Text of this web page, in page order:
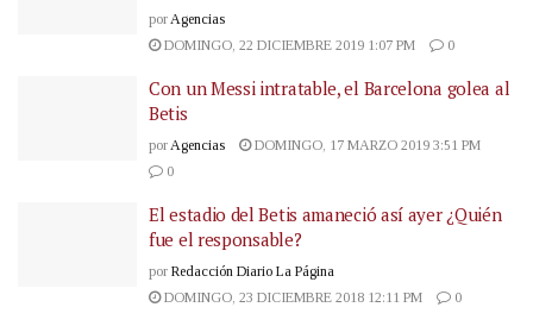
por Agencias
DOMINGO, 22 DICIEMBRE 2019 1:07 PM
0
Con un Messi intratable, el Barcelona golea al
Betis
por Agencias
DOMINGO, 17 MARZO 2019 3:51 PM
0
El estadio del Betis amaneció así ayer ¿Quién
fue el responsable?
por Redacción Diario La Página
DOMINGO, 23 DICIEMBRE 2018 12:11 PM
0